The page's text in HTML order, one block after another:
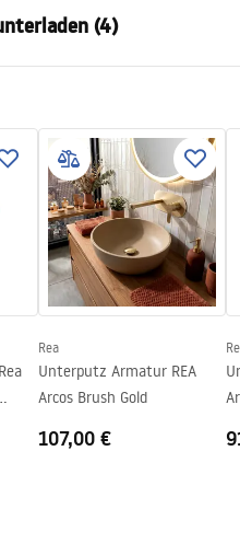
Gold
Messing
130
190
PVD
3/8 Zoll
5 jahre
(4)
Rea
Unterputz Armatur REA
Arcos Brush Gold
107,00 €